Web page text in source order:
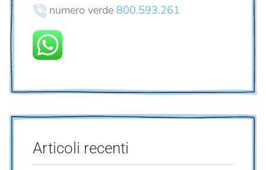
numero verde 800.593.261
Articoli recenti